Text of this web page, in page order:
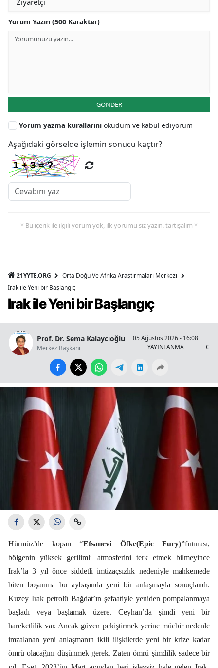
Yorum Yazın (500 Karakter)
GÖNDER
Yorum yazma kurallarını okudum ve kabul ediyorum
Aşağıdaki görselde işlemin sonucu kaçtır?
* Bu içerik ile ilgili yorum yok, ilk yorumu siz yazın, tartışalım *
21YYTE.ORG
Orta Doğu Ve Afrika Araştırmaları Merkezi
Irak ile Yeni bir Başlangıç
Irak ile Yeni bir Başlangıç
Prof. Dr. Sema Kalaycıoğlu
Merkez Başkanı
05 Ağustos 2026 - 16:08
YAYINLANMA
Hürmüz’de kopan “Efsanevi Öfke(Epic Fury)”fırtınası,
bölgenin yüksek gerilimli atmosferini terk etmek bilmeyince
Irak’la 3 yıl önce şiddetli imtizaçsızlık nedeniyle mahkemede
biten boşanma bu aybaşında yeni bir anlaşmayla sonuçlandı.
Kuzey Irak petrolü Bağdat’ın şefaatiyle yeniden pompalanmaya
başladı veya başlamak üzere. Ceyhan’da şimdi yeni bir
hareketlilik var. Ancak güven pekiştirmek yerine mücbir nedenle
imzalanan yeni anlaşmanın ikili ilişkilerde yeni bir krize kadar
ömrü olacağını düşünmek gerek. Zaten ömrü şimdilik sadece bir